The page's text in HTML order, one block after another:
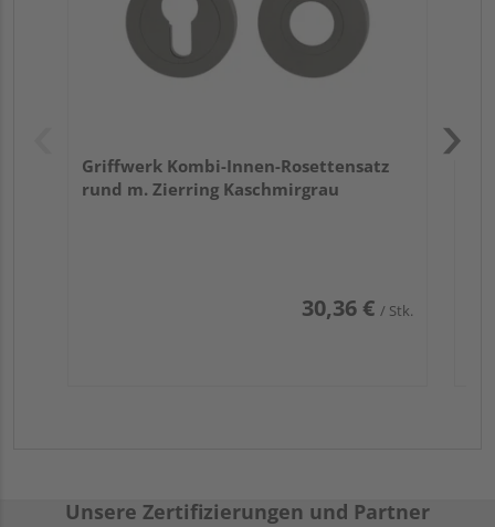
Griffwerk Kombi-Innen-Rosettensatz
rund m. Zierring Kaschmirgrau
30,36 € / Stk.
Unsere Zertifizierungen und Partner